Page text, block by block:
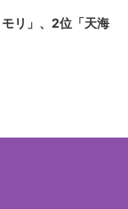
リ」、2位「天海